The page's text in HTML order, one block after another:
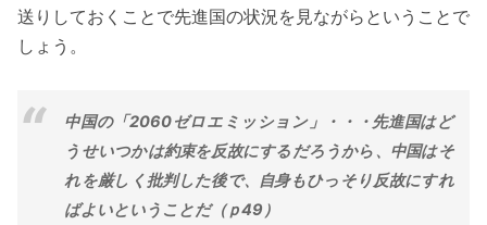
送りしておくことで先進国の状況を見ながらということで
しょう。
中国の「2060ゼロエミッション」・・・先進国はど
うせいつかは約束を反故にするだろうから、中国はそ
れを厳しく批判した後で、自身もひっそり反故にすれ
ばよいということだ（ｐ49）